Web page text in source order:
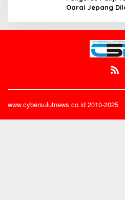
Oarai Jepang
www.cybersulutnews.co.id 2010-2025